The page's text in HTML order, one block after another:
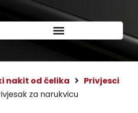
nakit od čelika
Privjesci
za narukvicu